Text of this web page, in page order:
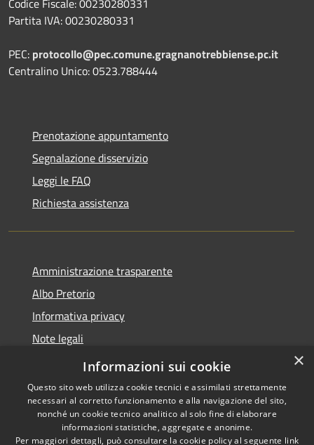
Partita IVA: 00230280331
PEC: protocollo@pec.comune.gragnanotrebbiense.pc.it
Centralino Unico: 0523.788444
Prenotazione appuntamento
Segnalazione disservizio
Leggi le FAQ
Richiesta assistenza
Amministrazione trasparente
Albo Pretorio
Informativa privacy
Note legali
Dichiarazione di accessibilità
Copyright © 2026 • Comune di
×
Informazioni sui cookie
Questo sito web utilizza cookie tecnici e assimilati strettamente
necessari al corretto funzionamento e alla navigazione del sito,
nonché un cookie tecnico analitico al solo fine di elaborare
informazioni statistiche, aggregate e anonime.
Per maggiori dettagli, può consultare la cookie policy al seguente link